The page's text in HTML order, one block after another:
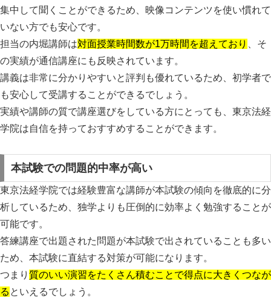
集中して聞くことができるため、映像コンテンツを使い慣れて
いない方でも安心です。
担当の内堀講師は対面授業時間数が1万時間を超えており 、そ
の実績が通信講座にも反映されています。
講義は非常に分かりやすいと評判も優れているため、初学者で
も安心して受講することができるでしょう。
実績や講師の質で講座選びをしている方にとっても、東京法経
学院は自信を持っておすすめすることができます。
本試験での問題的中率が高い
東京法経学院では経験豊富な講師が本試験の傾向を徹底的に分
析しているため、 独学よりも圧倒的に効率よく勉強することが
可能です。
答練講座で出題された問題が本試験で出されていることも多い
ため、本試験に直結する対策が可能になります。
つまり 質のいい演習をたくさん積むことで得点に大きくつなが
る といえるでしょう。